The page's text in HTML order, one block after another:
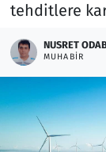
tehditlere
NUSRET
MUHABIR
Oyun
Ramazan
Resmi
Rüya